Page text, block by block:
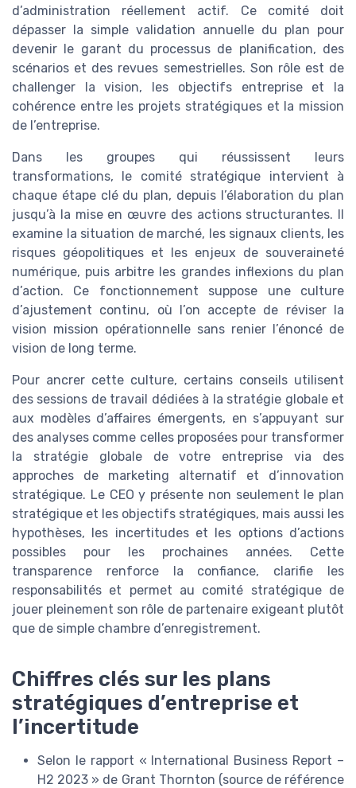
d’administration réellement actif. Ce comité doit
dépasser la simple validation annuelle du plan pour
devenir le garant du processus de planification, des
scénarios et des revues semestrielles. Son rôle est de
challenger la vision, les objectifs entreprise et la
cohérence entre les projets stratégiques et la mission
de l’entreprise.
Dans les groupes qui réussissent leurs
transformations, le comité stratégique intervient à
chaque étape clé du plan, depuis l’élaboration du plan
jusqu’à la mise en œuvre des actions structurantes. Il
examine la situation de marché, les signaux clients, les
risques géopolitiques et les enjeux de souveraineté
numérique, puis arbitre les grandes inflexions du plan
d’action. Ce fonctionnement suppose une culture
d’ajustement continu, où l’on accepte de réviser la
vision mission opérationnelle sans renier l’énoncé de
vision de long terme.
Pour ancrer cette culture, certains conseils utilisent
des sessions de travail dédiées à la stratégie globale et
aux modèles d’affaires émergents, en s’appuyant sur
des analyses comme celles proposées pour transformer
la stratégie globale de votre entreprise via des
approches de marketing alternatif et d’innovation
stratégique. Le CEO y présente non seulement le plan
stratégique et les objectifs stratégiques, mais aussi les
hypothèses, les incertitudes et les options d’actions
possibles pour les prochaines années. Cette
transparence renforce la confiance, clarifie les
responsabilités et permet au comité stratégique de
jouer pleinement son rôle de partenaire exigeant plutôt
que de simple chambre d’enregistrement.
Chiffres clés sur les plans
stratégiques d’entreprise et
l’incertitude
Selon le rapport « International Business Report –
H2 2023 » de Grant Thornton (source de référence